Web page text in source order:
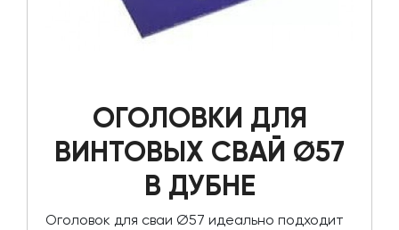
ОГОЛОВКИ ДЛЯ
ВИНТОВЫХ СВАЙ Ø57
В ДУБНЕ
Оголовок для сваи Ø57 идеально подходит